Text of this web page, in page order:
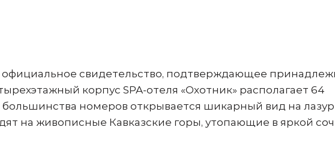
официальное свидетельство, подтверждающее
корпус SPA-отеля «Охотник» располагает 64
номеров открывается шикарный вид на
на живописные Кавказские горы, утопающие в яркой